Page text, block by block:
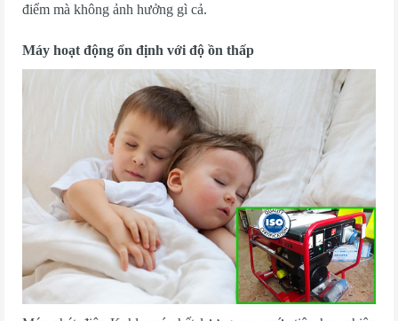
điểm mà không ảnh hưởng gì cả.
Máy hoạt động ổn định với độ ồn thấp